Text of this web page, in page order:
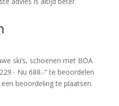
ski’s, schoenen met BOA
Nu 688.-” te beoordelen
beoordeling te plaatsen.